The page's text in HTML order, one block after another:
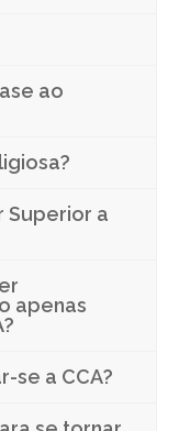
ao
Superior a
apenas
se a CCA?